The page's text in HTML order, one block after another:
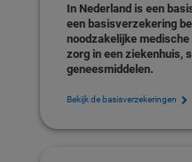
In Nederland is een
een basisverzekering
noodzakelijke
zorg in een ziekenhuis,
geneesmiddelen.
Bekijk de basisverzekeringen